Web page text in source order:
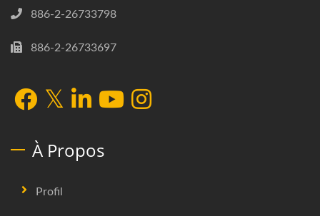
886-2-26733798
886-2-26733697
À Propos
Profil